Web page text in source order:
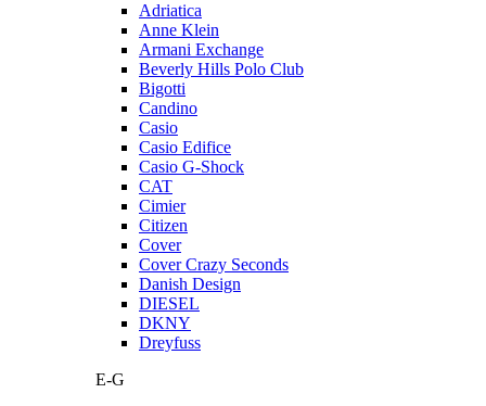
Adriatica
Anne Klein
Armani Exchange
Beverly Hills Polo Club
Bigotti
Candino
Casio
Casio Edifice
Casio G-Shock
CAT
Cimier
Citizen
Cover
Cover Crazy Seconds
Danish Design
DIESEL
DKNY
Dreyfuss
E-G